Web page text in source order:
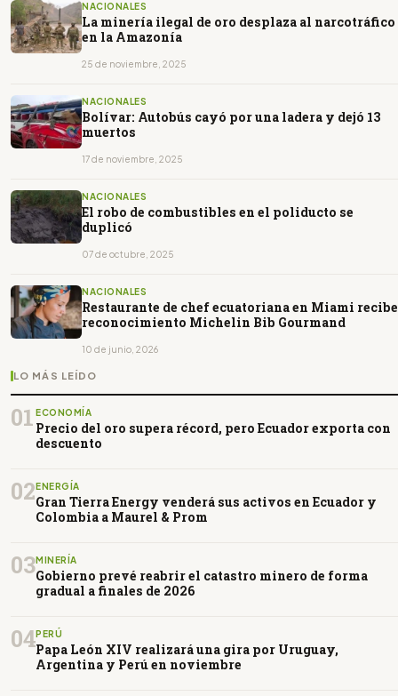
NACIONALES
La minería ilegal de oro desplaza al narcotráfico
en la Amazonía
25 de noviembre, 2025
NACIONALES
Bolívar: Autobús cayó por una ladera y dejó 13
muertos
17 de noviembre, 2025
NACIONALES
El robo de combustibles en el poliducto se
duplicó
07 de octubre, 2025
NACIONALES
Restaurante de chef ecuatoriana en Miami recibe
reconocimiento Michelin Bib Gourmand
10 de junio, 2026
LO MÁS LEÍDO
01 ECONOMÍA
Precio del oro supera récord, pero Ecuador exporta con
descuento
02 ENERGÍA
Gran Tierra Energy venderá sus activos en Ecuador y
Colombia a Maurel & Prom
03MINERÍA
Gobierno prevé reabrir el catastro minero de forma
gradual a finales de 2026
04PERÚ
Papa León XIV realizará una gira por Uruguay,
Argentina y Perú en noviembre